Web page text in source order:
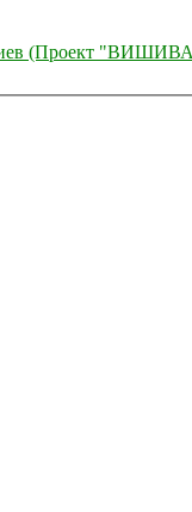
- Киев (Проект